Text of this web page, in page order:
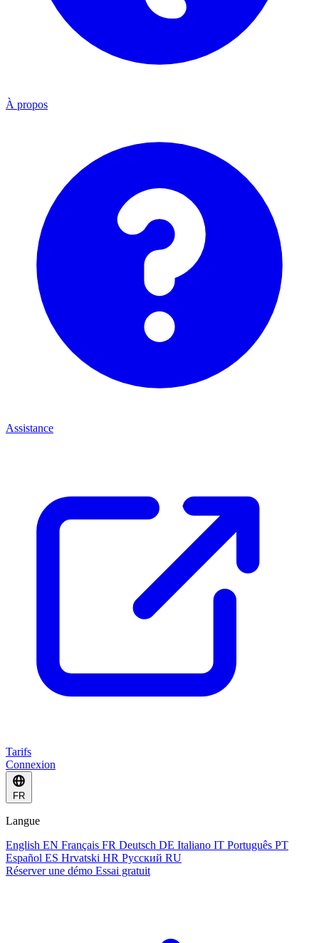
À propos
Assistance
Tarifs
Connexion
FR
Langue
English EN Français FR Deutsch DE Italiano IT Português PT
Español ES Hrvatski HR Русский RU
Réserver une démo Essai gratuit